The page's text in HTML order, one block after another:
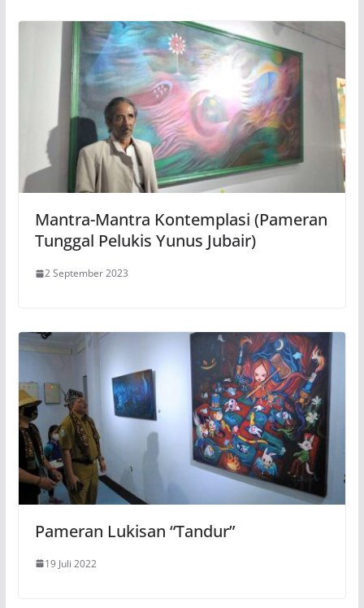
Mantra-Mantra Kontemplasi (Pameran
Tunggal Pelukis Yunus Jubair)
2 September 2023
Pameran Lukisan “Tandur”
19 Juli 2022